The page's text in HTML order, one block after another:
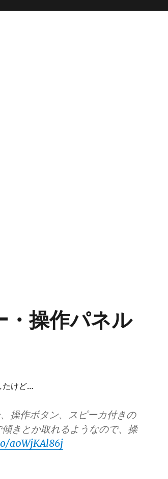
・操作パネル
たけど…
操作ボタン、スピーカ付きの
きとか取れるようなので、操
a0WjKAl86j